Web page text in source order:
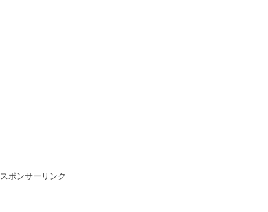
スポンサーリンク